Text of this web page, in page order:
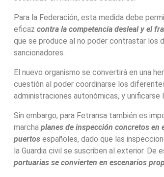
Para la Federación, esta medida debe
eficaz contra la competencia desleal y el
que se produce al no poder contrastar los
sancionadores.
El nuevo organismo se convertirá en una
cuestión al poder coordinarse los
administraciones autonómicas, y
Sin embargo, para Fetransa también es
marcha planes de inspección concretos en
puertos españoles, dado que las
la Guardia civil se suscriben al exterior. De
portuarias se convierten en escenarios